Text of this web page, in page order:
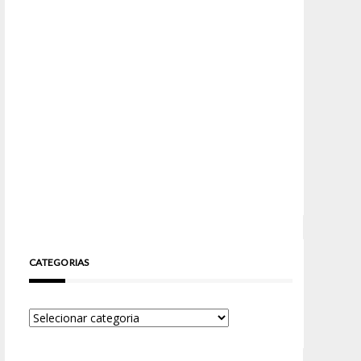
CATEGORIAS